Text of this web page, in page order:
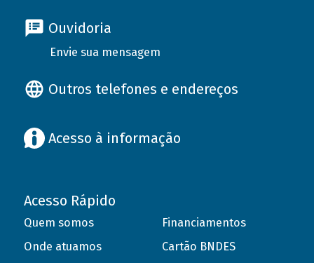
Ouvidoria
Envie sua mensagem
Outros telefones e endereços
Acesso à informação
Acesso Rápido
Quem somos
Onde atuamos
Financiamentos
Cartão BNDES